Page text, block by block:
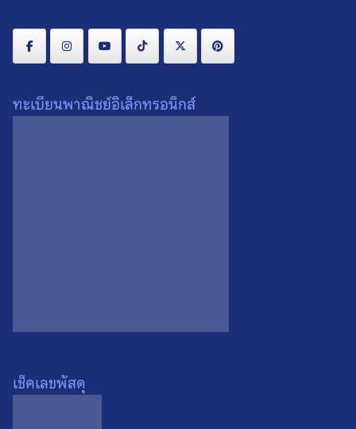
ทะเบียนพาณิชย์อิเล็กทรอนิกส์
เช็คเลขพัสดุ